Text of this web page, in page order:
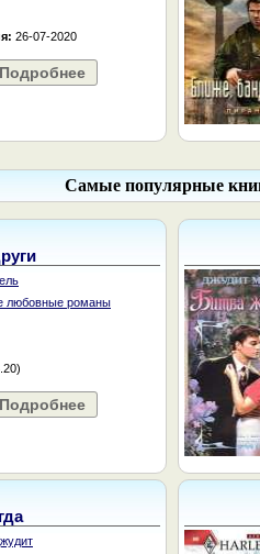
26-07-2020
Подробнее
Самые популярные
любовные романы
Подробнее